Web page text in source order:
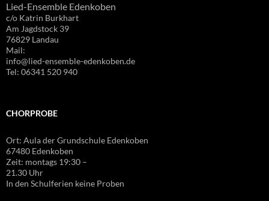
Lied-Ensemble Edenkoben
c/o Katrin Burkhart
Am Jagdstock 39
76829 Landau
Mail:
info@lied-ensemble-edenkoben.de
Tel: 06341 520 940
CHORPROBE
Ort: Aula der Grundschule Edenkoben
67480 Edenkoben
Zeit: montags 19:30 –
21.30 Uhr
In den Schulferien keine Proben